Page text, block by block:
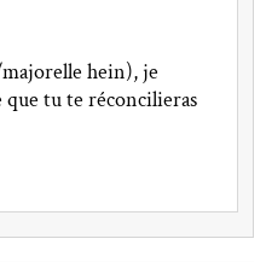
hein), je
tu te réconcilieras